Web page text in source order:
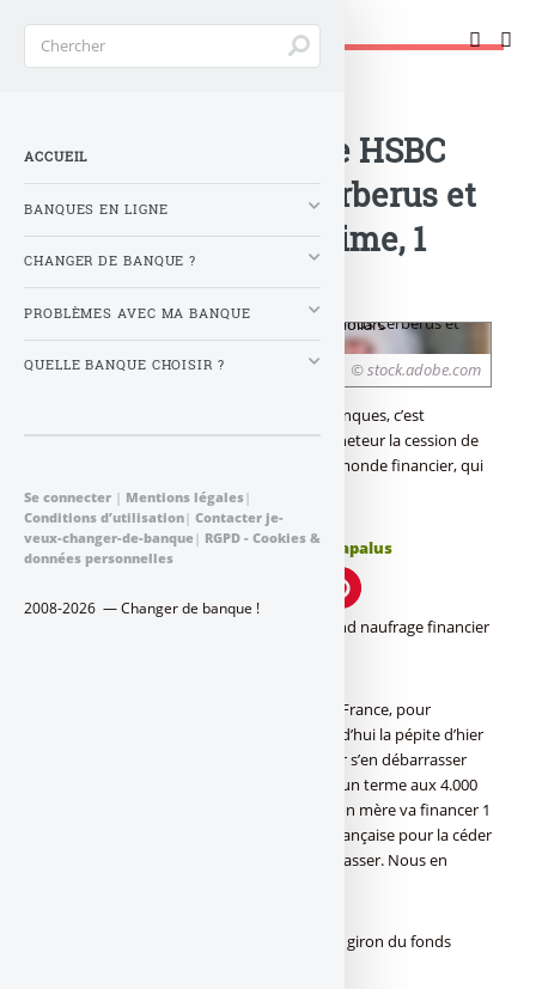
Changer de banque !
HSBC cède sa filiale HSBC
France au fonds Cerberus et
doit lui payer, en prime, 1
milliard de dollars
© stock.adobe.com
Puisque les taux sont négatifs, pour les banques, c’est
désormais le vendeur qui doit payer à l’acheteur la cession de
ses actifs. Tout ceci est cohérent, dans ce monde financier, qui
marche sur la tête.
Publié lemercredi 5 mai 2021 parDenis Lapalus
HSBC, son aventure en France, le plus grand naufrage financier
HSBC avait acheté le CCF, rebaptisé HSBC France, pour
l’équivalent de 11 milliards d’euros, aujourd’hui la pépite d’hier
vaut -1 milliard d’euros. Logiquement pour s’en débarrasser
sans mettre la clé sous la porte, et mettre un terme aux 4.000
emplois et 230 agences bancaires, la maison mère va financer 1
milliard d’euros la cession de sa branche française pour la céder
au fonds Cerberus. Payer pour s’en débarrasser. Nous en
A lire aussi : HSBC France va passer sous le giron du fonds
ACCUEIL
BANQUES EN LIGNE
CHANGER DE BANQUE ?
PROBLÈMES AVEC MA BANQUE
QUELLE BANQUE CHOISIR ?
Se connecter | Mentions légales|
Conditions d’utilisation| Contacter je-
veux-changer-de-banque| RGPD - Cookies &
données personnelles
2008-2026 — Changer de banque !